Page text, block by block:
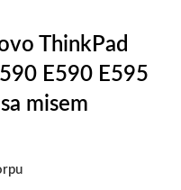
ThinkPad
E590 E595
misem